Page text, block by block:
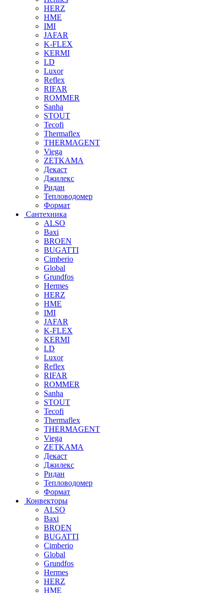
HERZ
HME
IMI
JAFAR
K-FLEX
KERMI
LD
Luxor
Reflex
RIFAR
ROMMER
Sanha
STOUT
Tecofi
Thermaflex
THERMAGENT
Viega
ZETKAMA
Декаст
Джилекс
Ридан
Тепловодомер
Формат
Сантехника
ALSO
Baxi
BROEN
BUGATTI
Cimberio
Global
Grundfos
Hermes
HERZ
HME
IMI
JAFAR
K-FLEX
KERMI
LD
Luxor
Reflex
RIFAR
ROMMER
Sanha
STOUT
Tecofi
Thermaflex
THERMAGENT
Viega
ZETKAMA
Декаст
Джилекс
Ридан
Тепловодомер
Формат
Конвекторы
ALSO
Baxi
BROEN
BUGATTI
Cimberio
Global
Grundfos
Hermes
HERZ
HME